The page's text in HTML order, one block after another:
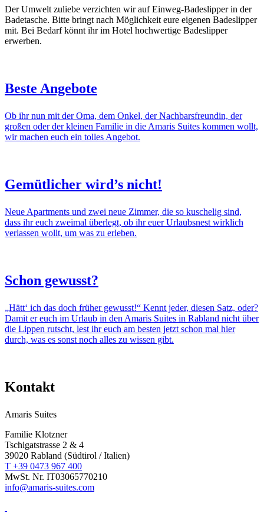
Der Umwelt zuliebe verzichten wir auf Einweg-Badeslipper in der
Badetasche. Bitte bringt nach Möglichkeit eure eigenen Badeslipper
mit. Bei Bedarf könnt ihr im Hotel hochwertige Badeslipper
erwerben.
Beste Angebote
Ob ihr nun mit der Oma, dem Onkel, der Nachbarsfreundin, der
großen oder der kleinen Familie in die Amaris Suites kommen wollt,
wir machen euch ein tolles Angebot.
Gemütlicher wird’s nicht!
Neue Apartments und zwei neue Zimmer, die so kuschelig sind,
dass ihr euch zweimal überlegt, ob ihr euer Urlaubsnest wirklich
verlassen wollt, um was zu erleben.
Schon gewusst?
„Hätt‘ ich das doch früher gewusst!“ Kennt jeder, diesen Satz, oder?
Damit er euch im Urlaub in den Amaris Suites in Rabland nicht über
die Lippen rutscht, lest ihr euch am besten jetzt schon mal hier
durch, was es sonst noch alles zu wissen gibt.
Kontakt
Amaris Suites
Familie Klotzner
Tschigatstrasse 2 & 4
39020 Rabland (Südtirol / Italien)
T +39 0473 967 400
MwSt. Nr. IT03065770210
info@amaris-suites.com